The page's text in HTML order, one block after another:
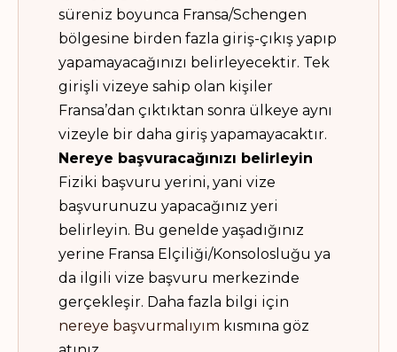
süreniz boyunca Fransa/Schengen
bölgesine birden fazla giriş-çıkış yapıp
yapamayacağınızı belirleyecektir. Tek
girişli vizeye sahip olan kişiler
Fransa’dan çıktıktan sonra ülkeye aynı
vizeyle bir daha giriş yapamayacaktır.
Nereye başvuracağınızı belirleyin
Fiziki başvuru yerini, yani vize
başvurunuzu yapacağınız yeri
belirleyin. Bu genelde yaşadığınız
yerine Fransa Elçiliği/Konsolosluğu ya
da ilgili vize başvuru merkezinde
gerçekleşir. Daha fazla bilgi için
nereye başvurmalıyım kısmına göz